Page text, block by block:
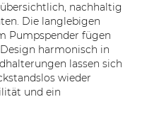
nachhaltig
Die langlebigen
Pumpspender fügen
harmonisch in
lassen sich
wieder
und ein